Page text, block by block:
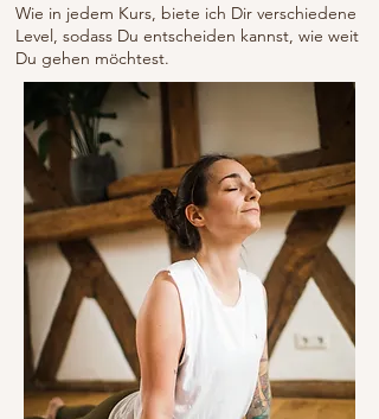
Wie in jedem Kurs, biete ich Dir verschiedene
Level, sodass Du entscheiden kannst, wie weit
Du gehen möchtest.